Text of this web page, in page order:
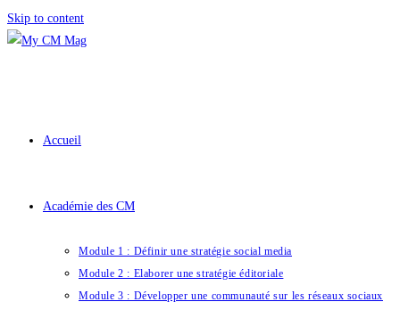
Skip to content
Accueil
Académie des CM
Module 1 : Définir une stratégie social media
Module 2 : Elaborer une stratégie éditoriale
Module 3 : Développer une communauté sur les réseaux sociaux